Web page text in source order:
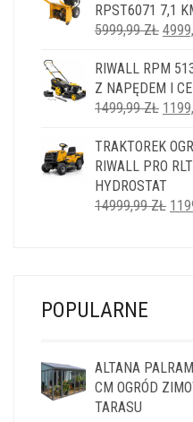
RPST6071 7,1
5999,99ZŁ
RIWALL RPM
Z NAPĘDEM I
1499,99ZŁ
TRAKTOREK
RIWALL PRO
HYDROSTAT
14999,99ZŁ
POPULARNE
ALTANA
CM OGRÓD
TARASU